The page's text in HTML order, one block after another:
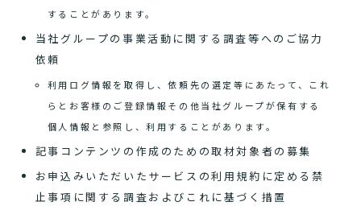
することがあります。
当社グループの事業活動に関する調査等へのご協力
依頼
利用ログ情報を取得し、依頼先の選定等にあたって、これ
らとお客様のご登録情報その他当社グループが保有する
個人情報と参照し、利用することがあります。
記事コンテンツの作成のための取材対象者の募集
お申込みいただいたサービスの利用規約に定める禁
止事項に関する調査およびこれに基づく措置